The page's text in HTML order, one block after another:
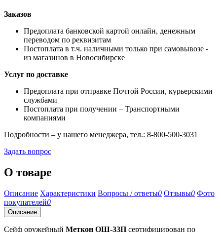
Заказов
Предоплата банковской картой онлайн, денежным
переводом по реквизитам
Постоплата в т.ч. наличными только при самовывозе -
из магазинов в Новосибирске
Услуг по доставке
Предоплата при отправке Почтой России, курьерскими
службами
Постоплата при получении – Транспортными
компаниями
Подробности – у нашего менеджера, тел.: 8-800-500-3031
Задать вопрос
О товаре
Описание Характеристики Вопросы / ответы0 Отзывы0 Фото
покупателей0
Описание
Сейф оружейный Меткон ОШ-33П сертифицирован по